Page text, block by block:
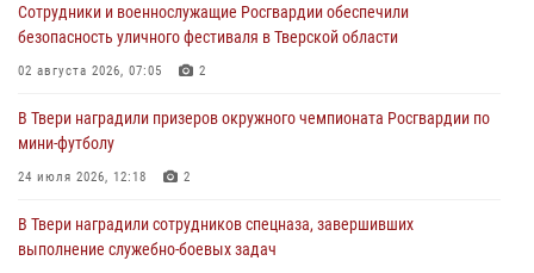
Сотрудники вневедомственной охраны совершили 250 выездов и
пресекли 20 правонарушений за неделю в Тверской области
27 июля 2026, 08:29
В Твери наградили призеров окружного чемпионата Росгвардии по
мини-футболу
24 июля 2026, 12:18 2
Росгвардейцы оказали помощь водителю на дороге в городе Кашин
Сотрудники и военнослужащие Росгвардии обеспечили
безопасность уличного фестиваля в Тверской области
02 августа 2026, 07:05 2
В Твери наградили призеров окружного чемпионата Росгвардии по
мини-футболу
24 июля 2026, 12:18 2
В Твери наградили сотрудников спецназа, завершивших
выполнение служебно-боевых задач